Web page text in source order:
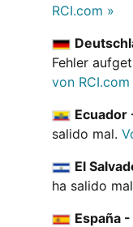
RCI.com »
Fehler
von
Ecuador
salido mal.
El
ha salido
España